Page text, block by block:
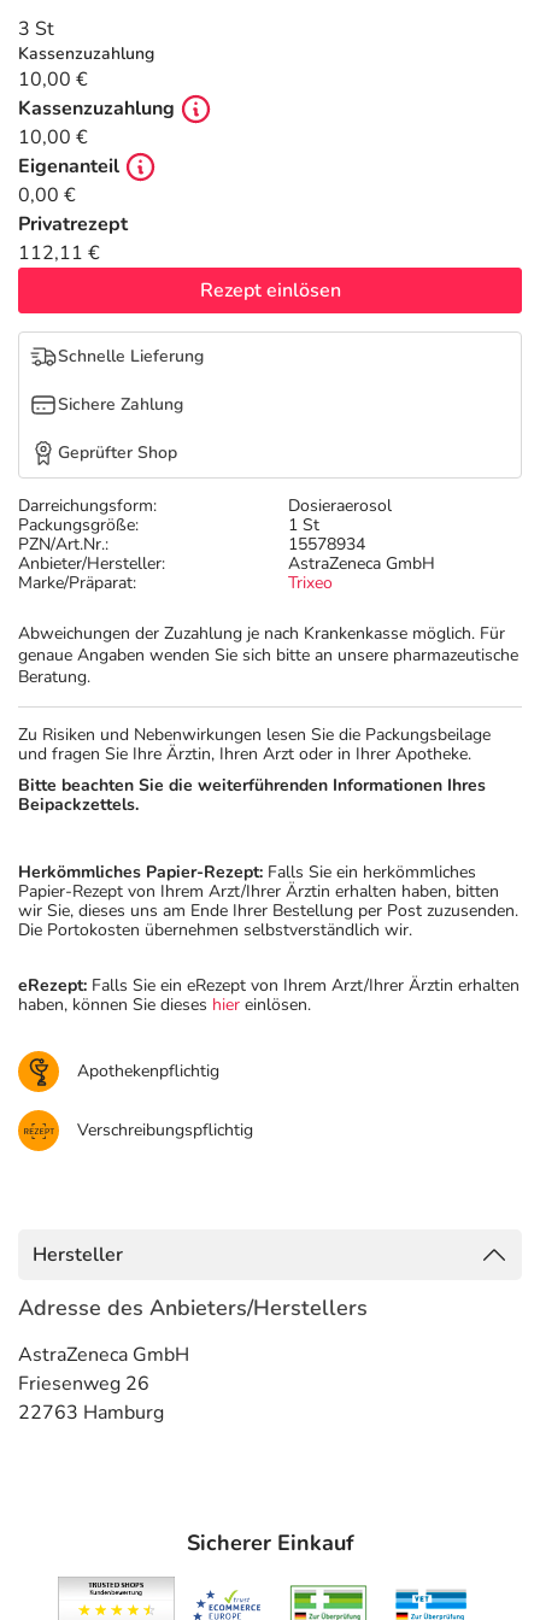
Tierapotheke
Vitamine & Mineralstoffe
Marken
Salus Deals
Darreichungsform:
Dosieraerosol
Packungsgröße:
1 St
PZN/Art.Nr.:
15578934
Anbieter/Hersteller:
AstraZeneca GmbH
Marke/Präparat:
Trixeo
Abweichungen der Zuzahlung je nach Krankenkasse möglich. Für
genaue Angaben wenden Sie sich bitte an unsere pharmazeutische
Beratung.
3 St
Kassenzuzahlung
10,00 €
Kassenzuzahlung
10,00 €
Eigenanteil
0,00 €
Privatrezept
112,11 €
Rezept einlösen
Schnelle Lieferung
Sichere Zahlung
Geprüfter Shop
Zu Risiken und Nebenwirkungen lesen Sie die Packungsbeilage
und fragen Sie Ihre Ärztin, Ihren Arzt oder in Ihrer Apotheke.
Bitte beachten Sie die weiterführenden Informationen Ihres
Beipackzettels.
Herkömmliches Papier-Rezept: Falls Sie ein herkömmliches
Papier-Rezept von Ihrem Arzt/Ihrer Ärztin erhalten haben, bitten
wir Sie, dieses uns am Ende Ihrer Bestellung per Post zuzusenden.
Die Portokosten übernehmen selbstverständlich wir.
eRezept: Falls Sie ein eRezept von Ihrem Arzt/Ihrer Ärztin erhalten
haben, können Sie dieses hier einlösen.
Apothekenpflichtig
Verschreibungspflichtig
Hersteller
Adresse des Anbieters/Herstellers
AstraZeneca GmbH
Friesenweg 26
22763 Hamburg
Sicherer Einkauf